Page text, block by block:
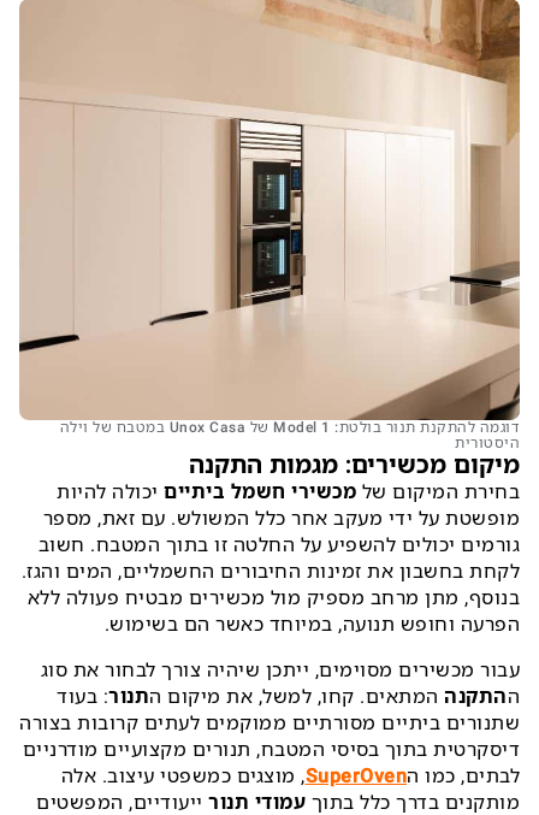
דוגמה להתקנת תנור בולטת: Model 1 של Unox Casa במטבח של וילה
היסטורית
מיקום מכשירים: מגמות התקנה
בחירת המיקום של מכשירי חשמל ביתיים יכולה להיות
מופשטת על ידי מעקב אחר כלל המשולש. עם זאת, מספר
גורמים יכולים להשפיע על החלטה זו בתוך המטבח. חשוב
לקחת בחשבון את זמינות החיבורים החשמליים, המים והגז.
בנוסף, מתן מרחב מספיק מול מכשירים מבטיח פעולה ללא
הפרעה וחופש תנועה, במיוחד כאשר הם בשימוש.
עבור מכשירים מסוימים, ייתכן שיהיה צורך לבחור את סוג
ההתקנה המתאים. קחו, למשל, את מיקום התנור: בעוד
שתנורים ביתיים מסורתיים ממוקמים לעתים קרובות בצורה
דיסקרטית בתוך בסיסי המטבח, תנורים מקצועיים מודרניים
לבתים, כמו הSuperOven, מוצגים כמשפטי עיצוב. אלה
מותקנים בדרך כלל בתוך עמודי תנור ייעודיים, המפשטים